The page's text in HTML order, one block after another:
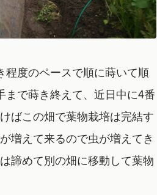
程度のペースで順に蒔いて順
まで蒔き終えて、近日中に4番
ばこの畑で葉物栽培は完結す
増えて来るので虫が増えてき
諦めて別の畑に移動して葉物